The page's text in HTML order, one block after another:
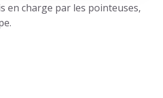
en charge par les pointeuses,